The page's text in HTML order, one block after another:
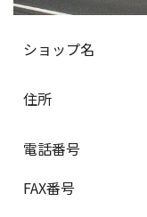
ショップ名
住所
電話番号
FAX番号